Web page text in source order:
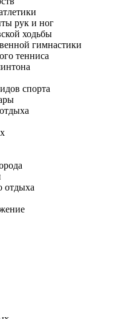
рук и ног
ходьбы
гимнастики
тенниса
спорта
отдыха